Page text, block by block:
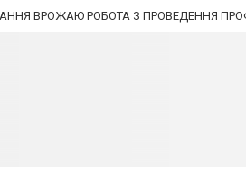
ВРОЖАЮ РОБОТА З ПРОВЕДЕННЯ